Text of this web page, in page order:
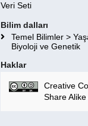
Veri Seti
Bilim dalları
Temel Bilimler >
Biyoloji ve Genetik
Haklar
Creative
Share